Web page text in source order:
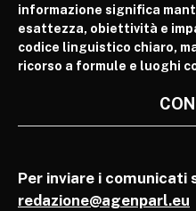
informazione significa
esattezza, obiettività e
codice linguistico chiaro,
ricorso a formule e luoghi
Per inviare i comunicati
redazione@agenparl.eu